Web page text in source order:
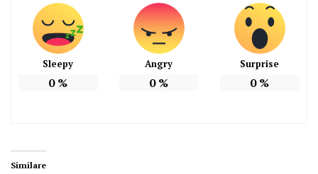
Sleepy
0%
Angry
0%
Surprise
0%
Similare